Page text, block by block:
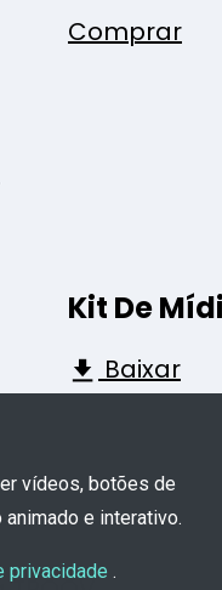
Comprar
Kit De
Baixar
vídeos, botões de
e interativo.
privacidade .